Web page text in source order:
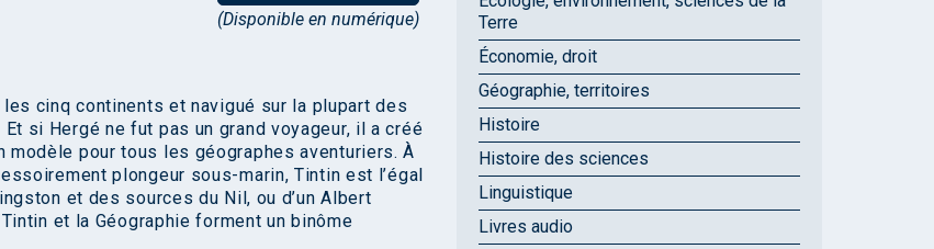
(Disponible en numérique)
cinq continents et navigué sur la plupart des
si Hergé ne fut pas un grand voyageur, il a créé
pour tous les géographes aventuriers. À
plongeur sous-marin, Tintin est l’égal
et des sources du Nil, ou d’un Albert
et la Géographie forment un binôme
Terre
Économie, droit
Géographie, territoires
Histoire
Histoire des sciences
Linguistique
Livres audio